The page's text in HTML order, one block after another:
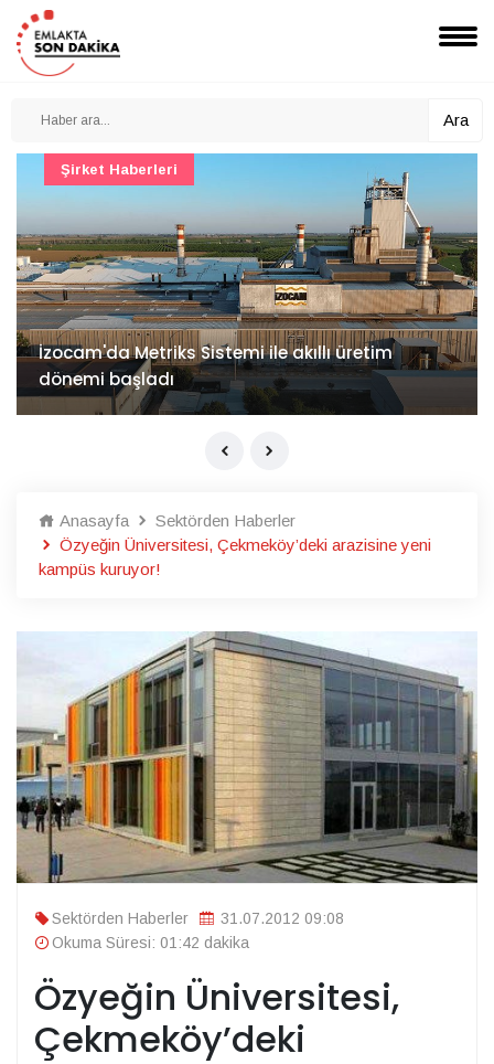
Ara
İzocam'da Metriks Sistemi ile akıllı üretim
dönemi başladı
Şirket Haberleri
Anasayfa
Sektörden Haberler
Özyeğin Üniversitesi, Çekmeköy’deki arazisine yeni
kampüs kuruyor!
Sektörden Haberler
31.07.2012 09:08
Okuma Süresi: 01:42 dakika
Özyeğin Üniversitesi,
Çekmeköy’deki